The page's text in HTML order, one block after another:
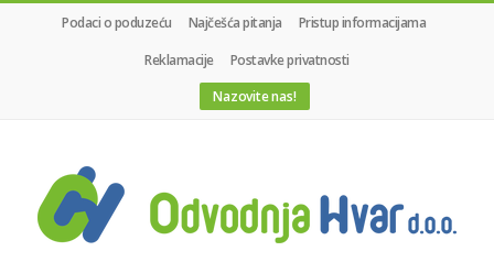
Podaci o poduzeću Najčešća pitanja
Pristup informacijama
Reklamacije
Postavke privatnosti
Nazovite nas!